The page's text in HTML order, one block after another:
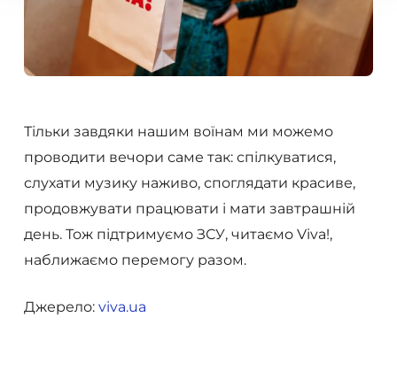
Тільки завдяки нашим воїнам ми можемо
проводити вечори саме так: спілкуватися,
слухати музику наживо, споглядати красиве,
продовжувати працювати і мати завтрашній
день. Тож підтримуємо ЗСУ, читаємо Viva!,
наближаємо перемогу разом.
Джерело: viva.ua